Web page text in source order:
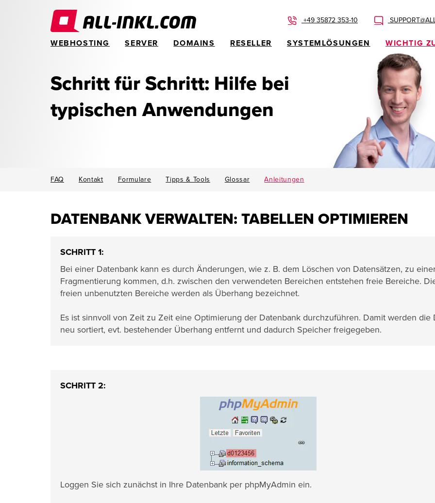
+49 35872 353-10
WEBHOSTING SERVER DOMAINS RESELLER SYSTEMLÖSUNGEN WICHTIG
Schritt für Schritt: Hilfe bei
typischen Anwendungen
FAQ Kontakt Formulare Tipps & Tools Glossar Anleitungen
DATENBANK VERWALTEN: TABELLEN OPTIMIEREN
SCHRITT 1:
Bei einer Datenbank kann es durch Änderungen, wie z. B. dem Löschen von Datensätzen, zu
Fragmentierung kommen, d.h. zwischen den verwendeten Bereichen entstehen freie Bereiche.
freien unbenutzten Bereiche werden als Überhang bezeichnet.
Es ist sinnvoll von Zeit zu Zeit eine Optimierung der Datenbank durchzuführen. Damit werden die
neu sortiert, evt. bestehender Überhang entfernt und dadurch Speicher freigegeben.
SCHRITT 2:
Loggen Sie sich zunächst in Ihre Datenbank per phpMyAdmin ein.